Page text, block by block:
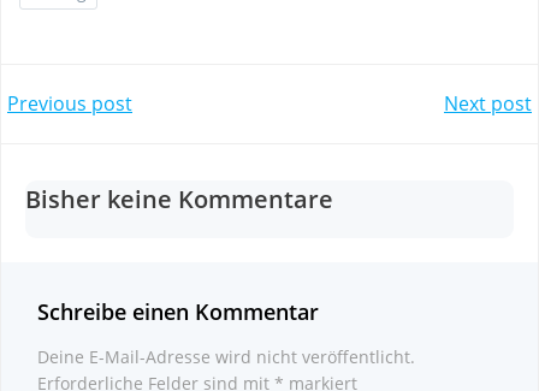
Post
navigation
Previous post
navigation
Next post
Bisher keine Kommentare
Schreibe einen Kommentar
Deine E-Mail-Adresse wird nicht veröffentlicht.
Erforderliche Felder sind mit * markiert